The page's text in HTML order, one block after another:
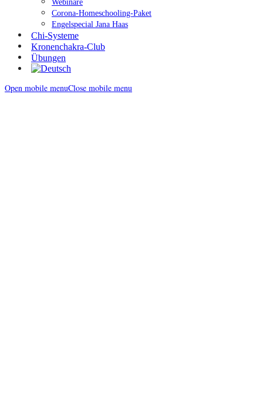
Webinare
Corona-Homeschooling-Paket
Engelspecial Jana Haas
Chi-Systeme
Kronenchakra-Club
Übungen
Open mobile menuClose mobile menu